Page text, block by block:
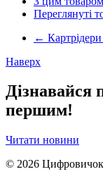
Переглянуті
← Картрідери
Наверх
Дізнавайся
першим!
Читати новини
© 2026 Цифровичок